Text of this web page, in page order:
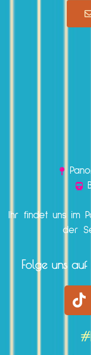
Ihr findet uns im
der
Folge uns auf